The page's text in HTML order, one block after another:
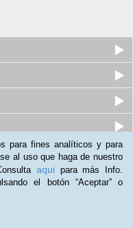
online de Manipulación de
y Productos Químicos ...
Plazas limitadas
para fines analíticos y para
al uso que haga de nuestro
aqui para más Info.
el botón “Aceptar” o